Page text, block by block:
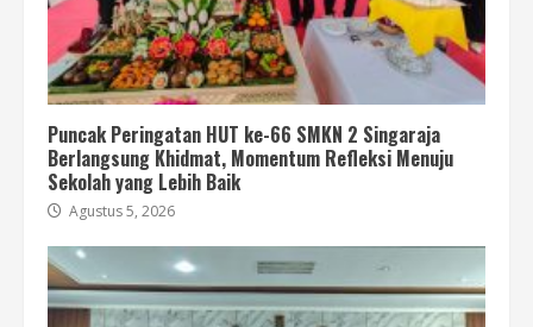
Puncak Peringatan HUT ke-66 SMKN 2 Singaraja
Berlangsung Khidmat, Momentum Refleksi Menuju
Sekolah yang Lebih Baik
Agustus 5, 2026